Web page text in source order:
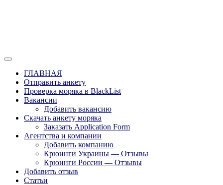
Рассылка
Вакансии для моряков. Работа для
моряков в море. Каталог крюинговых
компаний и морских агентств
Украины, России, Европы и Всего
мира. Отзывы, Контакты, Работа,
Вакансии для моряков. Рассылка
апликашки CV application form
ГЛАВНАЯ
Отправить анкету
Проверка моряка в BlackList
Вакансии
Добавить вакансию
Скачать анкету моряка
Заказать Application Form
Агентства и компании
Добавить компанию
Крюинги Украины — Отзывы
Крюинги России — Отзывы
Добавить отзыв
Статьи